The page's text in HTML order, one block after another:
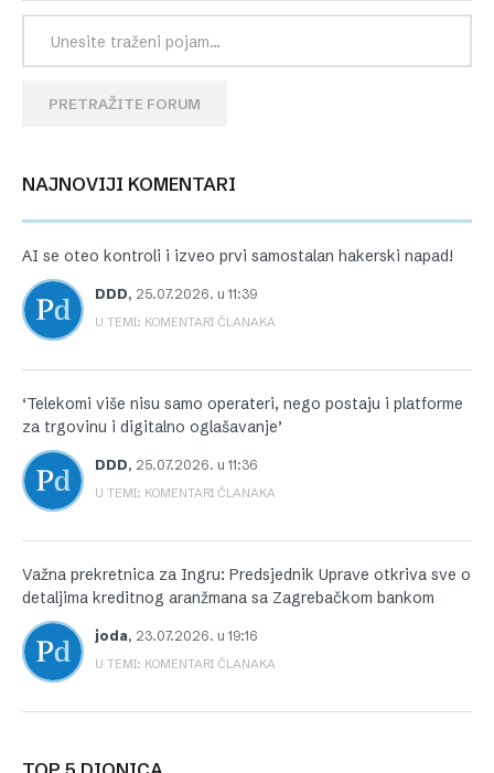
PRETRAŽITE FORUM
NAJNOVIJI KOMENTARI
AI se oteo kontroli i izveo prvi samostalan hakerski napad!
DDD, 25.07.2026. u 11:39
U TEMI: KOMENTARI ČLANAKA
‘Telekomi više nisu samo operateri, nego postaju i platforme
za trgovinu i digitalno oglašavanje’
DDD, 25.07.2026. u 11:36
U TEMI: KOMENTARI ČLANAKA
Važna prekretnica za Ingru: Predsjednik Uprave otkriva sve o
detaljima kreditnog aranžmana sa Zagrebačkom bankom
joda, 23.07.2026. u 19:16
U TEMI: KOMENTARI ČLANAKA